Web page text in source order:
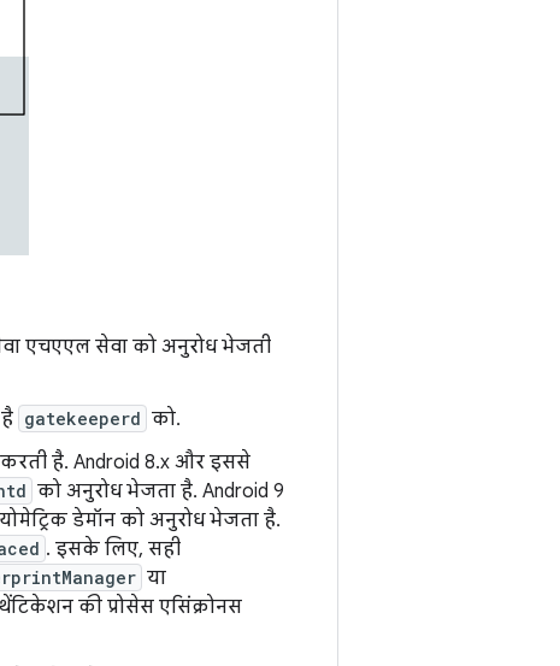
एचएएल सेवा को अनुरोध भेजती
gatekeeperd को.
करती है. Android 8.x और इससे
को अनुरोध भेजता है. Android 9
डेमॉन को अनुरोध भेजता है.
. इसके लिए, सही
या
की प्रोसेस एसिंक्रोनस